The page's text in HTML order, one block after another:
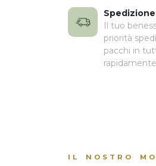
Spedizione
Il tuo
priorità
pacchi in
IL NOSTRO